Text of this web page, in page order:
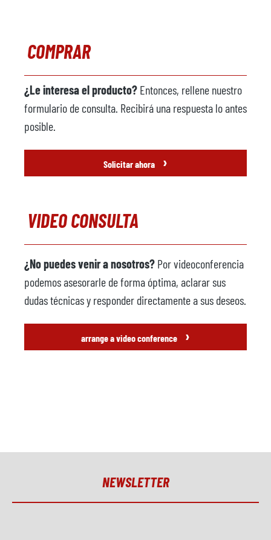
COMPRAR
¿Le interesa el producto? Entonces, rellene nuestro
formulario de consulta. Recibirá una respuesta lo antes
posible.
Solicitar ahora ›
VIDEO CONSULTA
¿No puedes venir a nosotros? Por videoconferencia
podemos asesorarle de forma óptima, aclarar sus
dudas técnicas y responder directamente a sus deseos.
arrange a video conference ›
NEWSLETTER